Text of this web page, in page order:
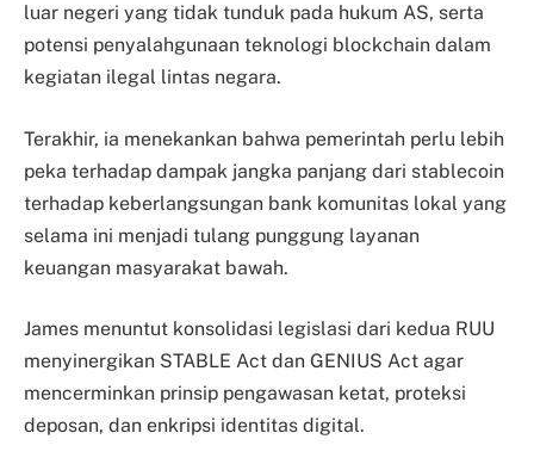
luar negeri yang tidak tunduk pada hukum AS, serta
potensi penyalahgunaan teknologi blockchain dalam
kegiatan ilegal lintas negara.
Terakhir, ia menekankan bahwa pemerintah perlu lebih
peka terhadap dampak jangka panjang dari stablecoin
terhadap keberlangsungan bank komunitas lokal yang
selama ini menjadi tulang punggung layanan
keuangan masyarakat bawah.
James menuntut konsolidasi legislasi dari kedua RUU
menyinergikan STABLE Act dan GENIUS Act agar
mencerminkan prinsip pengawasan ketat, proteksi
deposan, dan enkripsi identitas digital.